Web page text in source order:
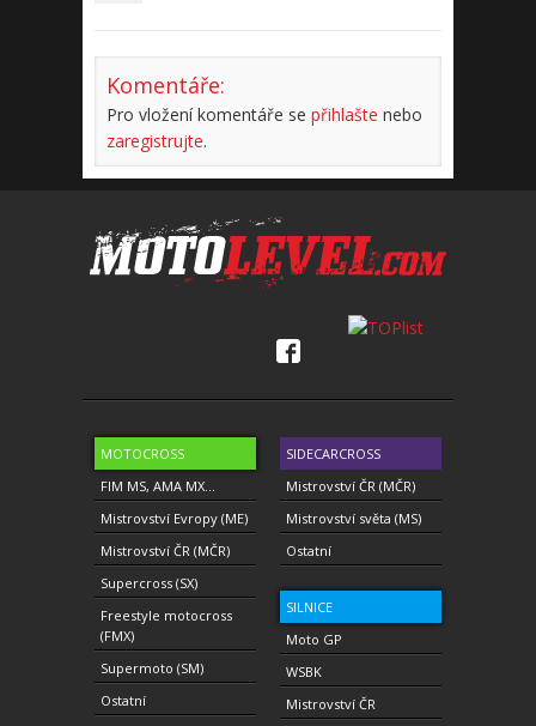
Komentáře:
Pro vložení komentáře se přihlašte nebo
zaregistrujte.
MOTOCROSS
FIM MS, AMA MX...
Mistrovství Evropy (ME)
Mistrovství ČR (MČR)
Supercross (SX)
Freestyle motocross
(FMX)
Supermoto (SM)
Ostatní
SIDECARCROSS
Mistrovství ČR (MČR)
Mistrovství světa (MS)
Ostatní
SILNICE
Moto GP
WSBK
Mistrovství ČR